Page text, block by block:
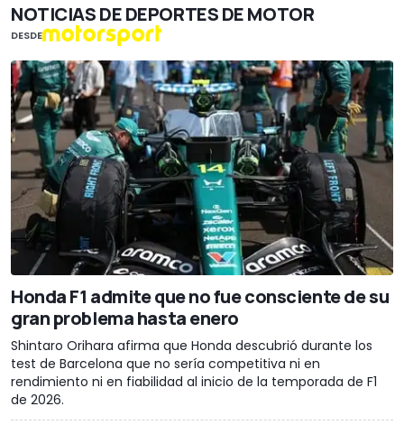
NOTICIAS DE DEPORTES DE MOTOR
DESDE
Honda F1 admite que no fue consciente de su
gran problema hasta enero
Shintaro Orihara afirma que Honda descubrió durante los
test de Barcelona que no sería competitiva ni en
rendimiento ni en fiabilidad al inicio de la temporada de F1
de 2026.